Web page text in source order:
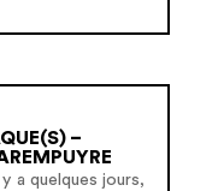
–
a quelques jours,